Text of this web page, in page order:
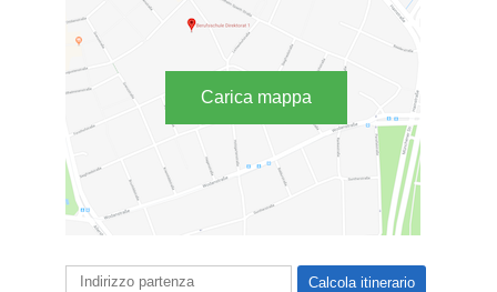
Carica mappa